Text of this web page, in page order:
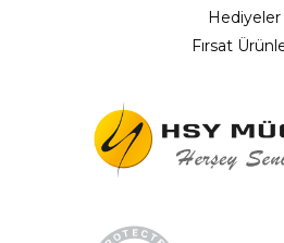
Hediyeler
Fırsat